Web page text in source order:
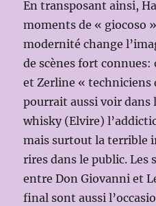
En transposant ainsi,
moments de « giocoso
modernité change
de scènes fort connues:
et Zerline « techniciens
pourrait aussi voir dans
whisky (Elvire)
mais surtout la terrible
rires dans le public. Les
entre Don Giovanni et
final sont aussi